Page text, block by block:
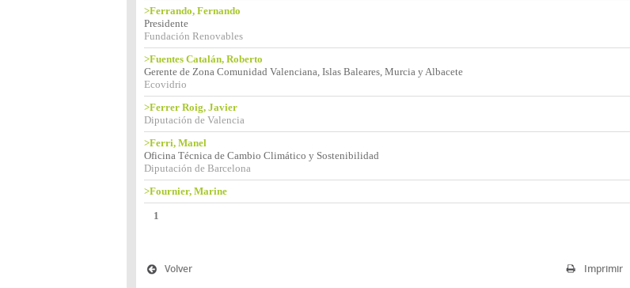
>Ferrando, Fernando
Presidente
Fundación Renovables
>Fuentes Catalán, Roberto
Gerente de Zona Comunidad Valenciana, Islas Baleares, Murcia y Albacete
Ecovidrio
>Ferrer Roig, Javier
Diputación de Valencia
>Ferri, Manel
Oficina Técnica de Cambio Climático y Sostenibilidad
Diputación de Barcelona
>Fournier, Marine
1
Imprimir
Volver